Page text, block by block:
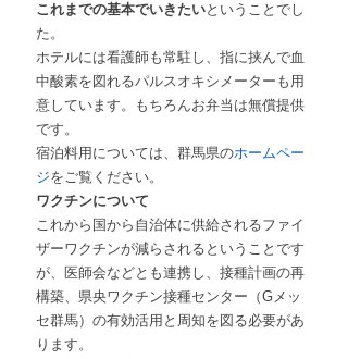
これまでの基本でいきたいということでし
た。
ホテルには看護師も常駐し、指に挟んで血
中酸素を図れるパルスオキシメーターも用
意しています。もちろんお弁当は無償提供
です。
宿泊料用については、群馬県のホームペー
ジをご覧ください。
ワクチンについて
これから国から自治体に供給されるファイ
ザーワクチンが減らされるということです
が、医師会などとも連携し、接種計画の再
構築、県央ワクチン接種センター（Gメッ
セ群馬）の有効活用と周知を図る必要があ
ります。